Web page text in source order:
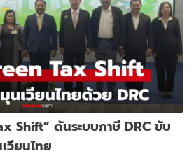
Shift” ดันระบบภาษี DRC ขับ
วียนไทย